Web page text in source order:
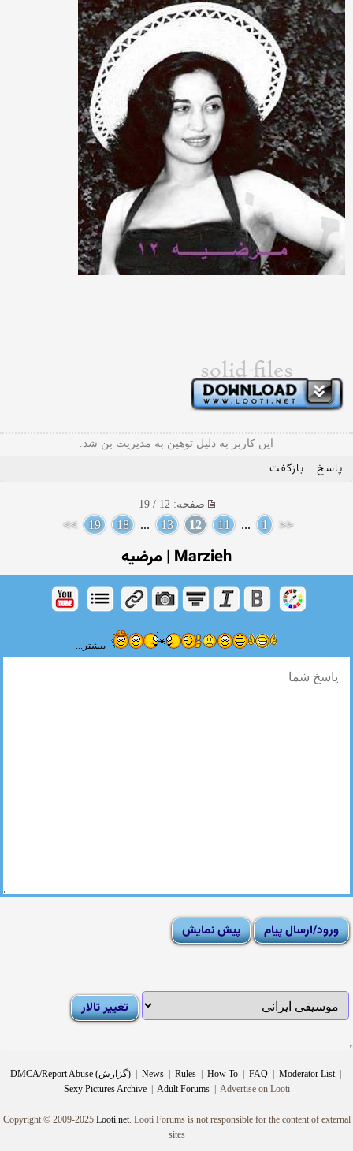
این کاربر به دلیل توهین به مدیریت بن شد.
پاسخ بازگفت
صفحه: 12 / 19
<<
1
...
11
12
13
...
18
19
>>
Marzieh | مرضیه
بیشتر...
DMCA/Report Abuse (گزارش) | News | Rules | How To | FAQ | Moderator List |
Sexy Pictures Archive | Adult Forums |Advertise on Looti
Copyright © 2009-2025 Looti.net. Looti Forums is not responsible for the content of external
sites